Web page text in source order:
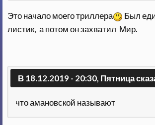
Это начало моего триллера
Был
листик, а потом он захватил Мир.
В 18.12.2019 - 20:30, Пятница
что амановской называют